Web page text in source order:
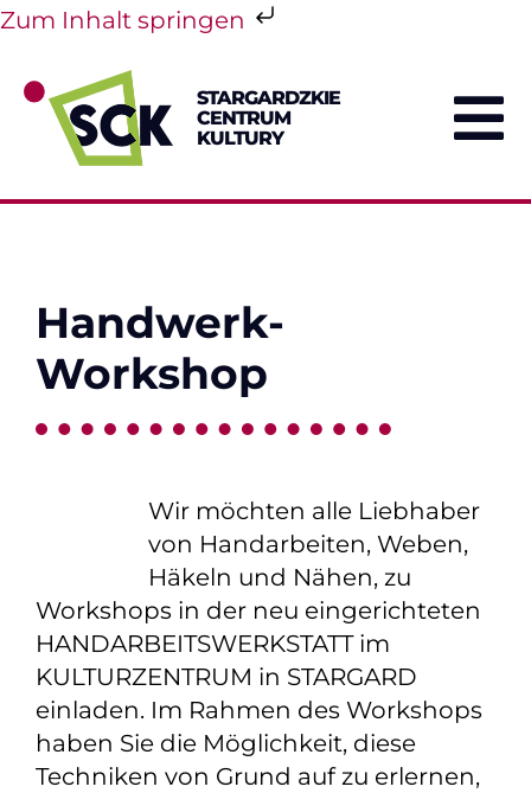
Zum Inhalt springen
content
STARGARDZKIE
CENTRUM
KULTURY
Handwerk-
Workshop
Wir möchten alle Liebhaber
von Handarbeiten, Weben,
Häkeln und Nähen, zu
Workshops in der neu eingerichteten
HANDARBEITSWERKSTATT im
KULTURZENTRUM in STARGARD
einladen. Im Rahmen des Workshops
haben Sie die Möglichkeit, diese
Techniken von Grund auf zu erlernen,